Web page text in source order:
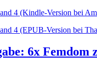
4 (Kindle-Version bei
4 (EPUB-Version bei
6x Femdom